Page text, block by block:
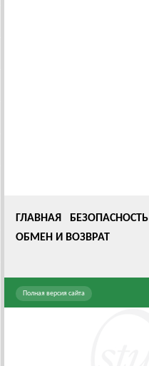
ГЛАВНАЯ
БЕЗОПАСНОСТЬ
ОБМЕН И ВОЗВРАТ
Полная версия сайта